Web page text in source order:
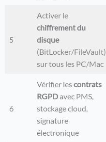
5
Activer le
chiffrement du
disque
(BitLocker/FileVault)
sur tous les PC/Mac
6
Vérifier lescontrats
RGPDavec PMS,
stockage cloud,
signature
électronique